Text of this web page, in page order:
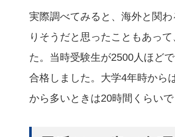
実際調べてみると、海外と関
りそうだと思ったこともあっ
た。当時受験生が2500人ほど
合格しました。大学4年時から
から多いときは20時間くらい